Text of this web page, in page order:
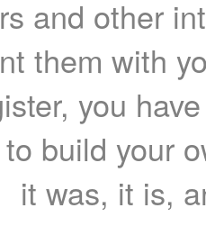
and other
them with
you
build your
it was, it is,